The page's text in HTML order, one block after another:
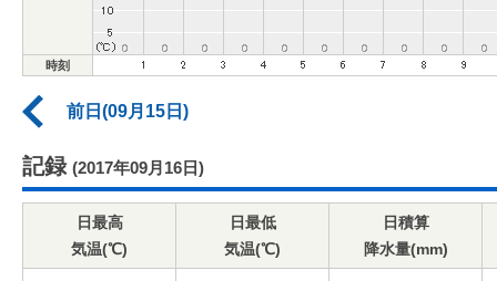
時刻
前日(09月15日)
記録 (2017年09月16日)
日最高
気温(℃)
日最低
気温(℃)
日積算
降水量(mm)